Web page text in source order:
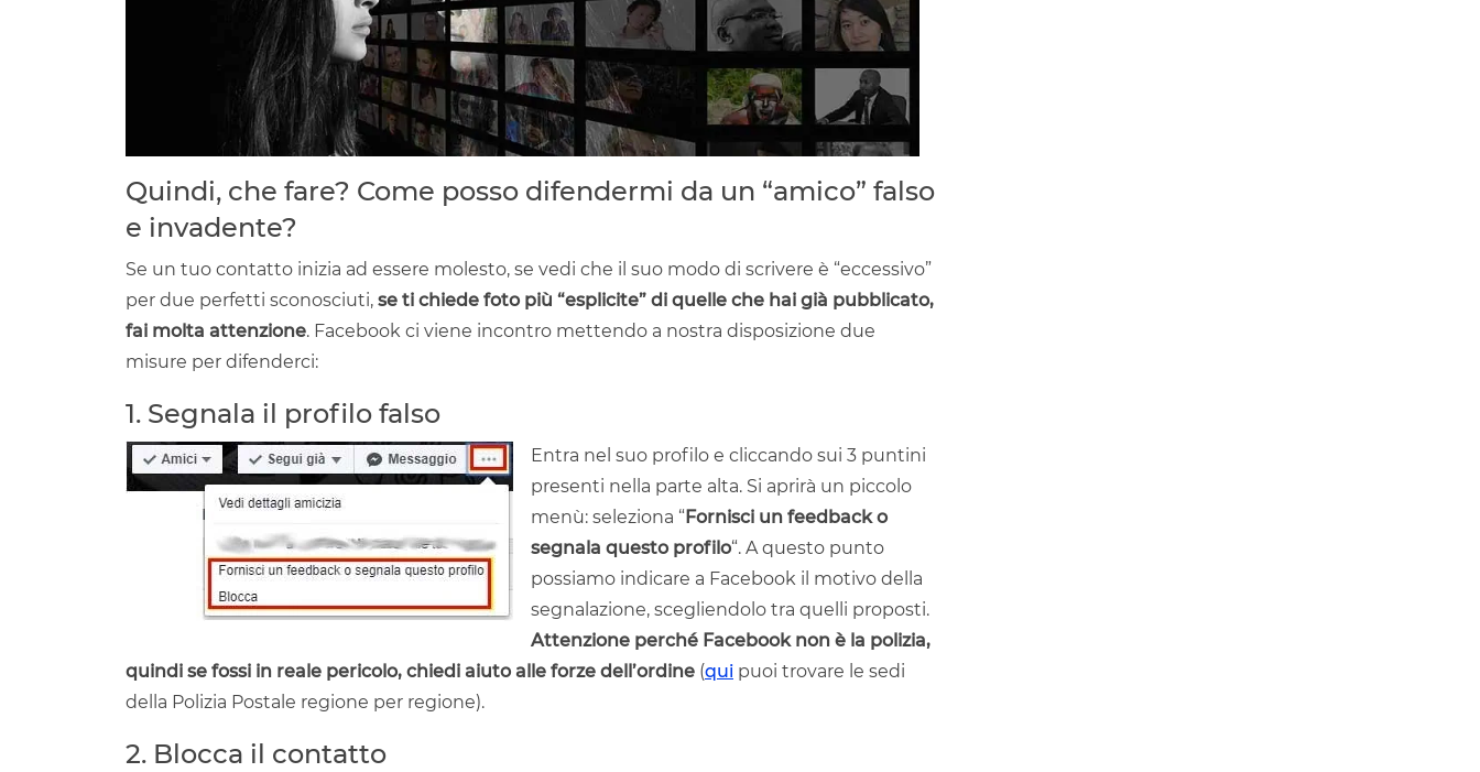
Quindi, che fare? Come posso difendermi da un “amico” falso
e invadente?
Se un tuo contatto inizia ad essere molesto, se vedi che il suo modo di scrivere è “eccessivo”
per due perfetti sconosciuti, se ti chiede foto più “esplicite” di quelle che hai già pubblicato,
fai molta attenzione. Facebook ci viene incontro mettendo a nostra disposizione due
misure per difenderci:
1. Segnala il profilo falso
Entra nel suo profilo e cliccando sui 3 puntini
presenti nella parte alta. Si aprirà un piccolo
menù: seleziona “ Fornisci un feedback o
segnala questo profilo“. A questo punto
possiamo indicare a Facebook il motivo della
segnalazione, scegliendolo tra quelli proposti.
Attenzione perché Facebook non è la polizia,
quindi se fossi in reale pericolo, chiedi aiuto alle forze dell’ordine (qui puoi trovare le sedi
della Polizia Postale regione per regione).
2. Blocca il contatto